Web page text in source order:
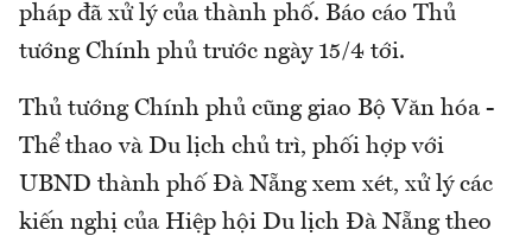
pháp đã xử lý của thành phố. Báo cáo Thủ
tướng Chính phủ trước ngày 15/4 tới.
Thủ tướng Chính phủ cũng giao Bộ Văn hóa -
Thể thao và Du lịch chủ trì, phối hợp với
UBND thành phố Đà Nẵng xem xét, xử lý các
kiến nghị của Hiệp hội Du lịch Đà Nẵng theo